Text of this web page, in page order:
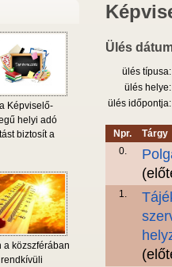
Képviselő-
helyi adó
biztosít a
a közszférában
Ülés
ülés típusa:
ülés helye:
ülés időpontja:
Npr.
Tárgy
0.
1.